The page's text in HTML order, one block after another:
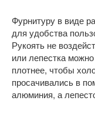
Фурнитуру в виде
для удобства
Рукоять не
или лепестка
плотнее, чтобы
просачивались в
алюминия, а